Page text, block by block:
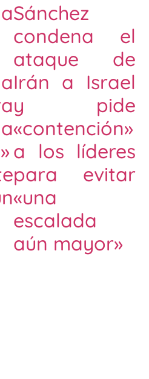
Sánchez
condena el
ataque de
Irán a Israel
y pide
«contención»
a los líderes
para evitar
«una
escalada
aún mayor»